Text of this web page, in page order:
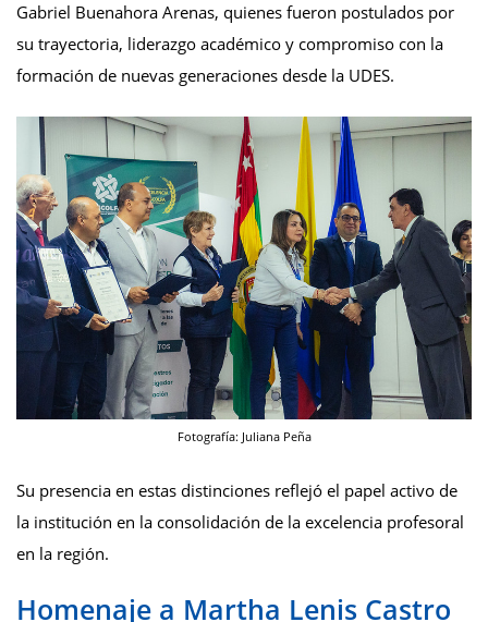
Gabriel Buenahora Arenas, quienes fueron postulados por
su trayectoria, liderazgo académico y compromiso con la
formación de nuevas generaciones desde la UDES.
Fotografía: Juliana Peña
Su presencia en estas distinciones reflejó el papel activo de
la institución en la consolidación de la excelencia profesoral
en la región.
Homenaje a Martha Lenis Castro